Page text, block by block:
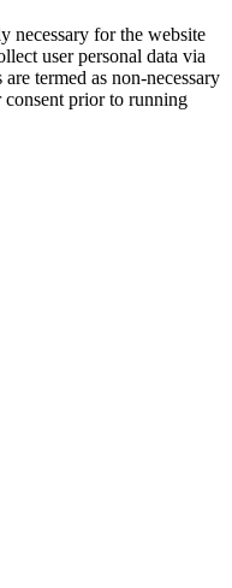
necessary for the website
user personal data via
termed as non-necessary
consent prior to running